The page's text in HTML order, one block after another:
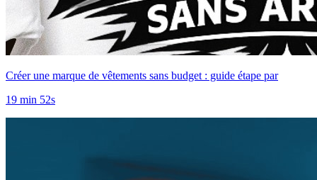
Créer une marque de vêtements sans budget : guide étape par
19 min 52s